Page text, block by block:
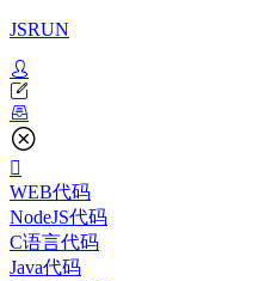
JSRUN
WEB代码
NodeJS代码
C语言代码
Java代码